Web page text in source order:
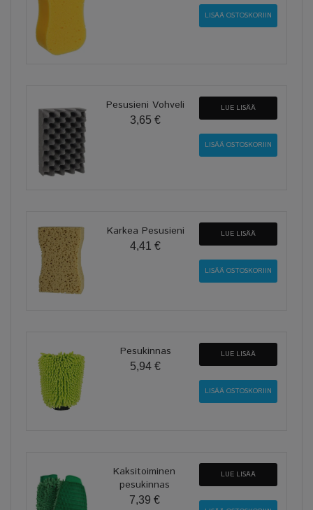
Pesusieni Vohveli
3,65 €
LUE LISÄÄ
Karkea Pesusieni
4,41 €
LUE LISÄÄ
Pesukinnas
5,94 €
LUE LISÄÄ
Kaksitoiminen
pesukinnas
7,39 €
LUE LISÄÄ